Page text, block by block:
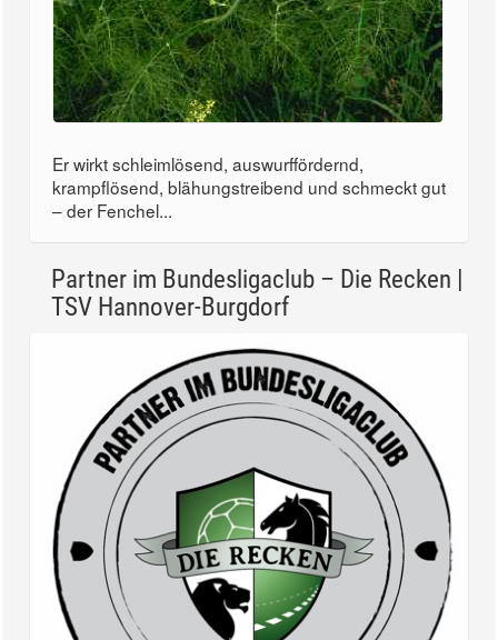
Er wirkt schleimlösend, auswurffördernd,
krampflösend, blähungstreibend und schmeckt gut
– der Fenchel...
Partner im Bundesligaclub – Die Recken |
TSV Hannover-Burgdorf